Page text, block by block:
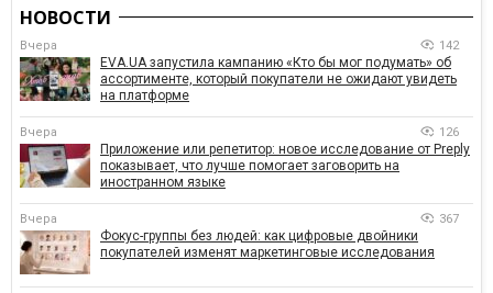
НОВОСТИ
Вчера 142
EVA.UA запустила кампанию «Кто бы мог подумать» об
ассортименте, который покупатели не ожидают увидеть
на платформе
Вчера 126
Приложение или репетитор: новое исследование от Preply
показывает, что лучше помогает заговорить на
иностранном языке
Вчера 367
Фокус-группы без людей: как цифровые двойники
покупателей изменят маркетинговые исследования